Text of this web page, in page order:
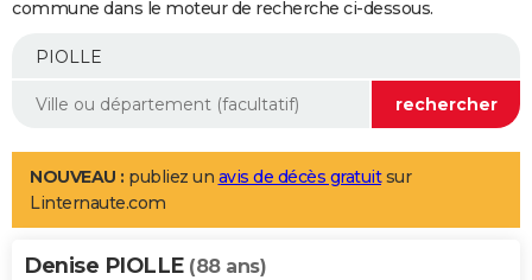
Essais
Réserver un essai
Citadines
Berlines
SUV
Forum auto
+
Mobiles
Meilleur smartphone
Internet
Ordinateurs
Jeux vidéo
Guide high-tech
Aménagement intérieur
LIFESTYLE
Art de vivre
Bien-être
Loisirs
Mode
Modes de vie
Alimentation
Guide de la santé
Maladies
Médicaments
Sommeil
VOYAGE
commune dans le moteur de recherche ci-dessous.
NOUVEAU : publiez un avis de décès gratuitsur
Linternaute.com
Denise PIOLLE (88 ans)